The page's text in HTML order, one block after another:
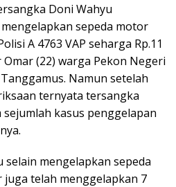
Doni Wahyu
sepeda motor
A 4763 VAP seharga Rp.11
(22) warga Pekon Negeri
Namun setelah
ternyata tersangka
kasus penggelapan
selain mengelapkan sepeda
telah menggelapkan 7